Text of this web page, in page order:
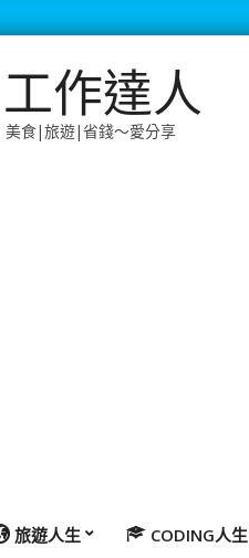
作達人
食|旅遊|省錢～愛分享
旅遊人生 CODING人生